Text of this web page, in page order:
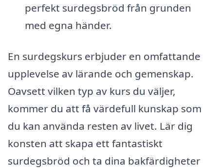
perfekt surdegsbröd från grunden
med egna händer.
En surdegskurs erbjuder en omfattande
upplevelse av lärande och gemenskap.
Oavsett vilken typ av kurs du väljer,
kommer du att få värdefull kunskap som
du kan använda resten av livet. Lär dig
konsten att skapa ett fantastiskt
surdegsbröd och ta dina bakfärdigheter